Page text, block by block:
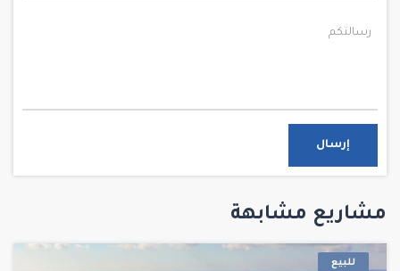
إرسال
مشاريع مشابهة
للبيع